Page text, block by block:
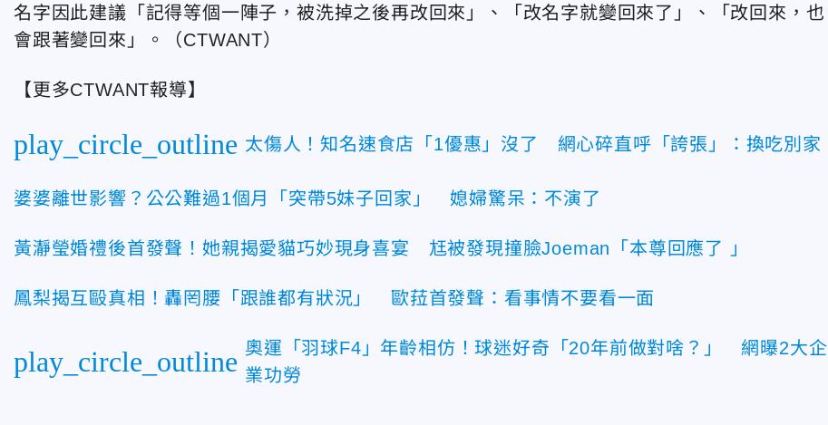
名字因此建議「記得等個一陣子，被洗掉之後再改回來」、「改名字就變回來了」、「改回來，也
會跟著變回來」。（CTWANT）
【更多CTWANT報導】
play_circle_outline 太傷人！知名速食店「1優惠」沒了 網心碎直呼「誇張」：換吃別家
婆婆離世影響？公公難過1個月「突帶5妹子回家」 媳婦驚呆：不演了
黃瀞瑩婚禮後首發聲！她親揭愛貓巧妙現身喜宴 尪被發現撞臉Joeman「本尊回應了 」
鳳梨揭互毆真相！轟罔腰「跟誰都有狀況」 歐菈首發聲：看事情不要看一面
play_circle_outline 奧運「羽球F4」年齡相仿！球迷好奇「20年前做對啥？」 網曝2大企
業功勞